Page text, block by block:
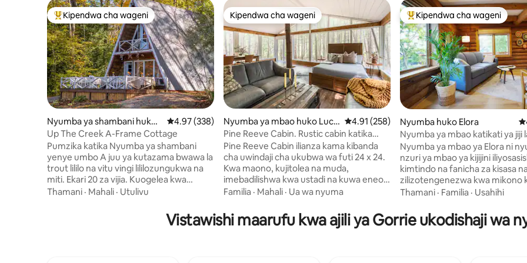
Kipendwa maarufu cha wageni
Kipendwa cha wageni
Nyumba ya shambani huko
Blyth
Ukadiriaji wa wastani wa 4.97 kati ya 5, tathmini 338
4.97 (338)
Up The Creek A-Frame Cottage
Pumzika katika Nyumba ya shambani
yenye umbo A juu ya kutazama bwawa la
trout lililo na vitu vingi lililozungukwa na
miti. Ekari 20 za vijia. Kuogelea kwa
samaki, kayaki au mtumbwi kwenye
wanyama, ndege, kasa na wanyamapori
Thamani · Mahali · Utulivu
Kipendwa cha wageni
Kipendwa cha wageni
Nyumba ya mbao huko Luck
now
Ukadiriaji wa wastani wa 4.91 kati ya 5,
4.91 (258)
Pine Reeve Cabin. Rustic cabin katika
Woods.
Pine Reeve Cabin ilianza kama kibanda
cha uwindaji cha ukubwa wa futi 24 x 24.
Kwa maono, kujitolea na muda,
imebadilishwa kwa ustadi na kuwa eneo
la mapumziko lenye amani kama lilivyo
msitu tulivu, inakualika upunguze kasi na
upumue hewa safi. Mbao zilizochakaa,
Familia · Mahali · Ua wa nyuma
Kipendwa maarufu cha wageni
Kipendwa cha wageni
Nyumba huko Elora
Nyumba ya mbao katikati ya jiji
Nyumba ya mbao ya Elora ni
nzuri ya mbao ya kijijini
kimtindo na fanicha za kisasa
zilizotengenezwa kwa mikono
kwa fundi mkazi. Utafurahia
ya Elora, ikitoka mlangoni
ya mji lakini iko mbali na
Thamani · Familia · Usahihi
Vistawishi maarufu kwa ajili ya Gorrie ukodishaji wa